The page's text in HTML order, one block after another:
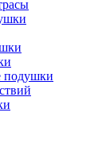
подушки